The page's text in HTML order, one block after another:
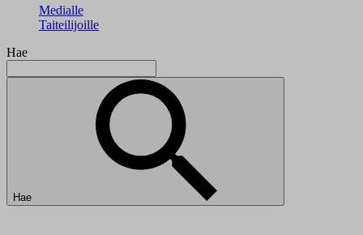
Medialle
Taiteilijoille
Hae
Hae